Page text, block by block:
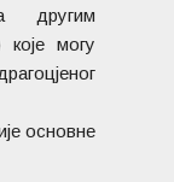
другим
које могу
основне